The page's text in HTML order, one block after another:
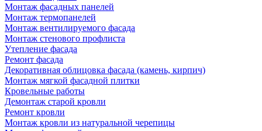
Монтаж фасадных панелей
Монтаж термопанелей
Монтаж вентилируемого фасада
Монтаж стенового профлиста
Утепление фасада
Ремонт фасада
Декоративная облицовка фасада (камень, кирпич)
Монтаж мягкой фасадной плитки
Кровельные работы
Демонтаж старой кровли
Ремонт кровли
Монтаж кровли из натуральной черепицы